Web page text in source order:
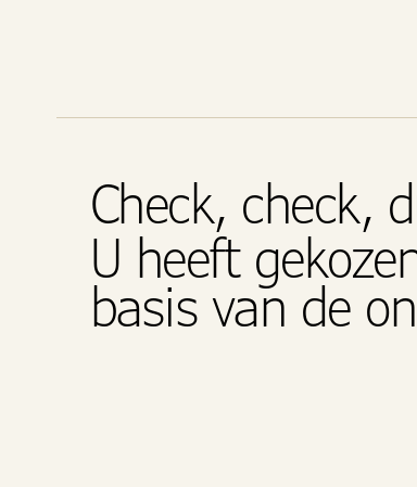
Check, check,
U heeft
basis van de